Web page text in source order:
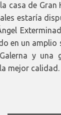
casa de Gran
estaría
en un
y una
mejor calidad.